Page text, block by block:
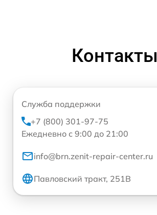
Контакты
Служба поддержки
+7 (800) 301-97-75
Ежедневно с 9:00 до 21:00
info@brn.zenit-repair-center.ru
Павловский тракт, 251В